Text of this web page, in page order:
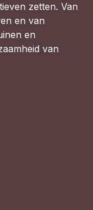
zetten. Van
en van
en
van